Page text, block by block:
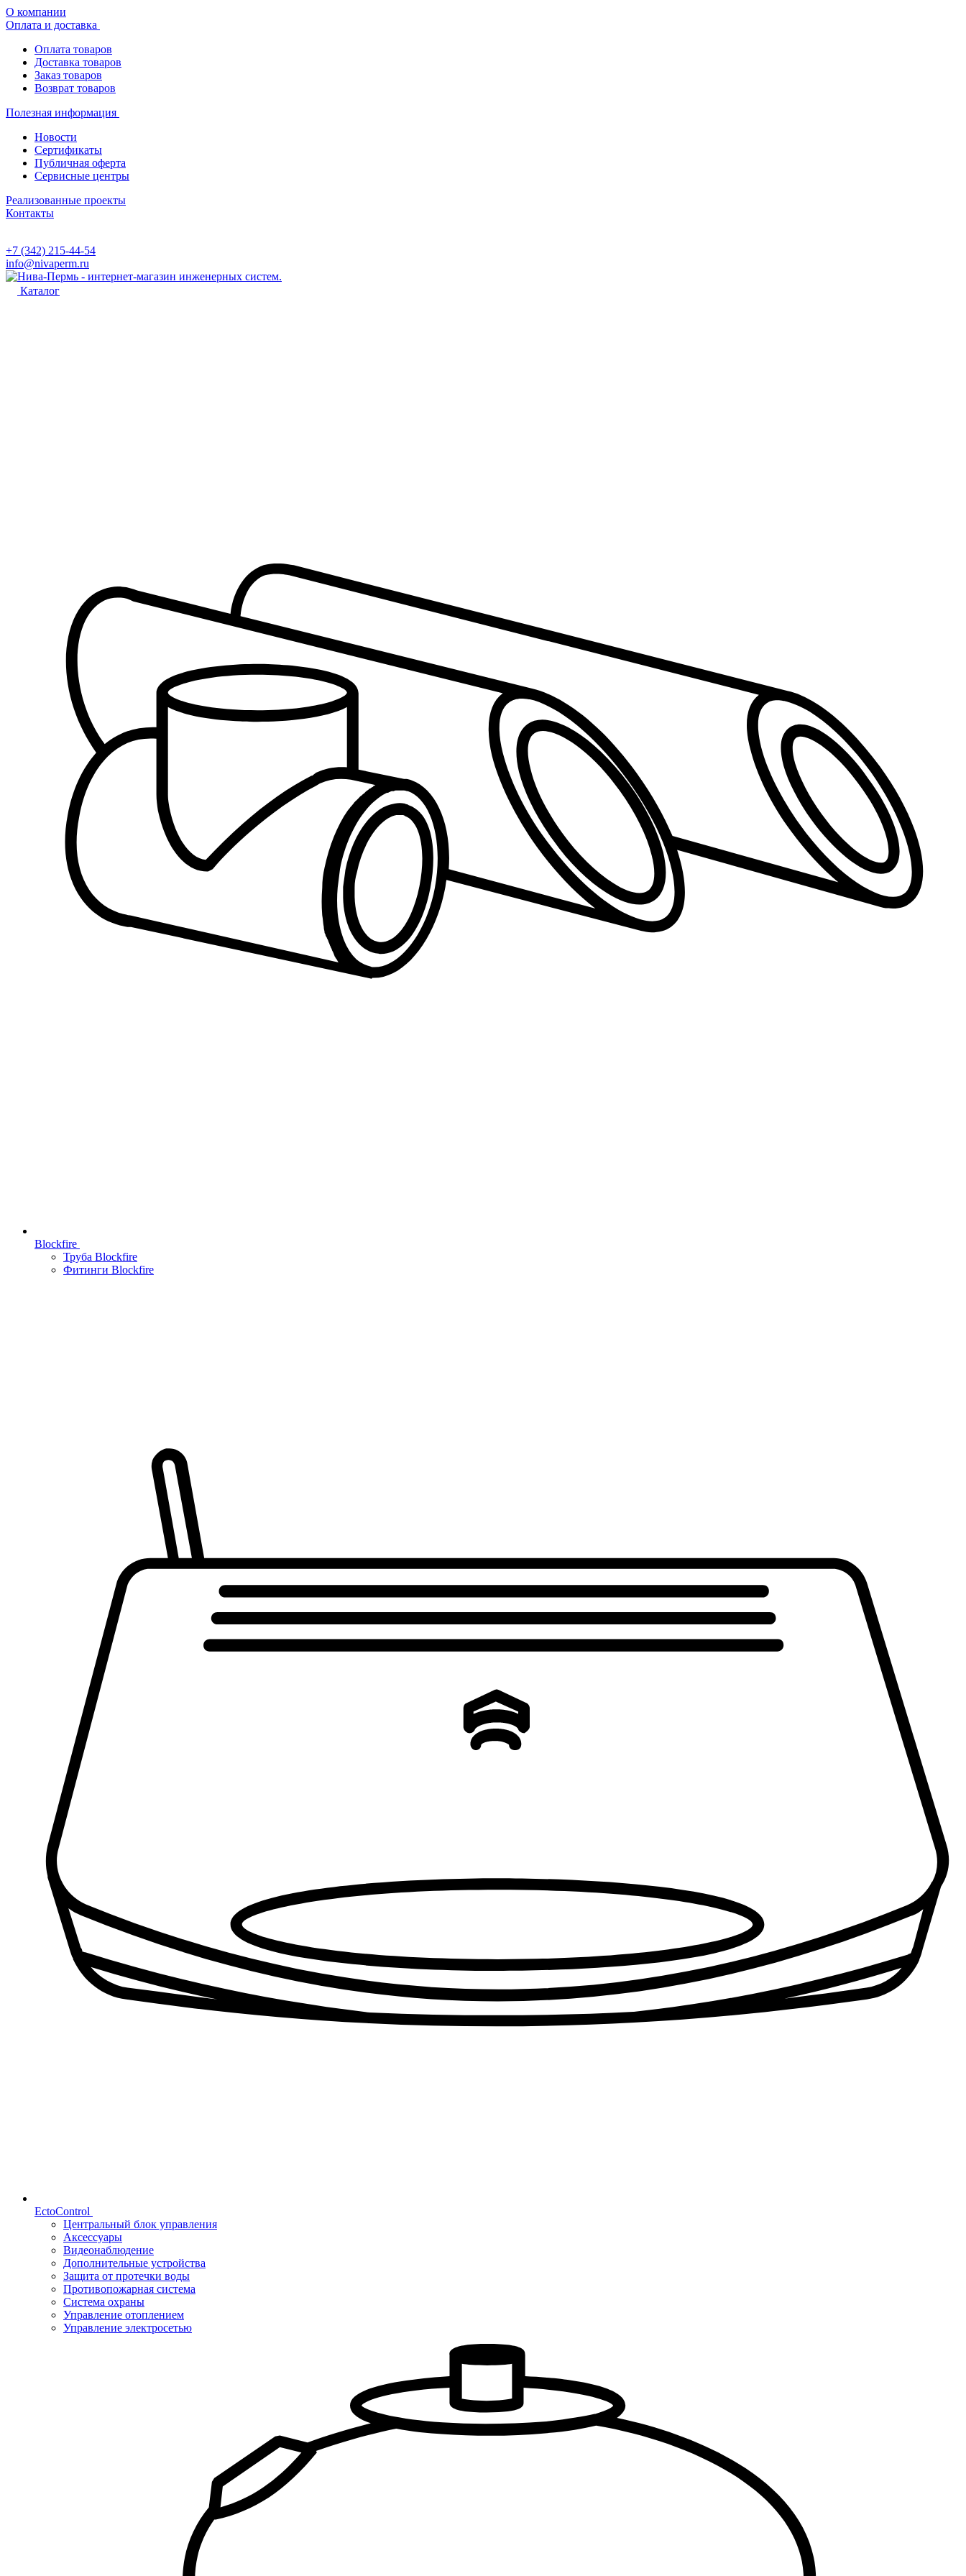
О компании
Оплата и доставка
Оплата товаров
Доставка товаров
Заказ товаров
Возврат товаров
Полезная информация
Новости
Сертификаты
Публичная оферта
Сервисные центры
Реализованные проекты
Контакты
+7 (342) 215-44-54
info@nivaperm.ru
Каталог
Blockfire
Труба Blockfire
Фитинги Blockfire
EctoControl
Центральный блок управления
Аксессуары
Видеонаблюдение
Дополнительные устройства
Защита от протечки воды
Противопожарная система
Система охраны
Управление отоплением
Управление электросетью